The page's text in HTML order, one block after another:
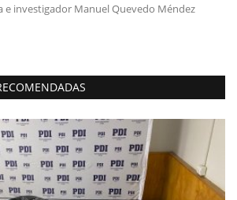
e investigador Manuel Quevedo Méndez